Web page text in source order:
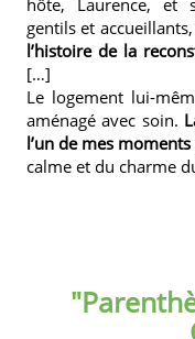
hôte, Laurence, et
gentils et
l’histoire de la
[…]
Le logement lui-
aménagé avec soin.
l’un de mes
calme et du charme